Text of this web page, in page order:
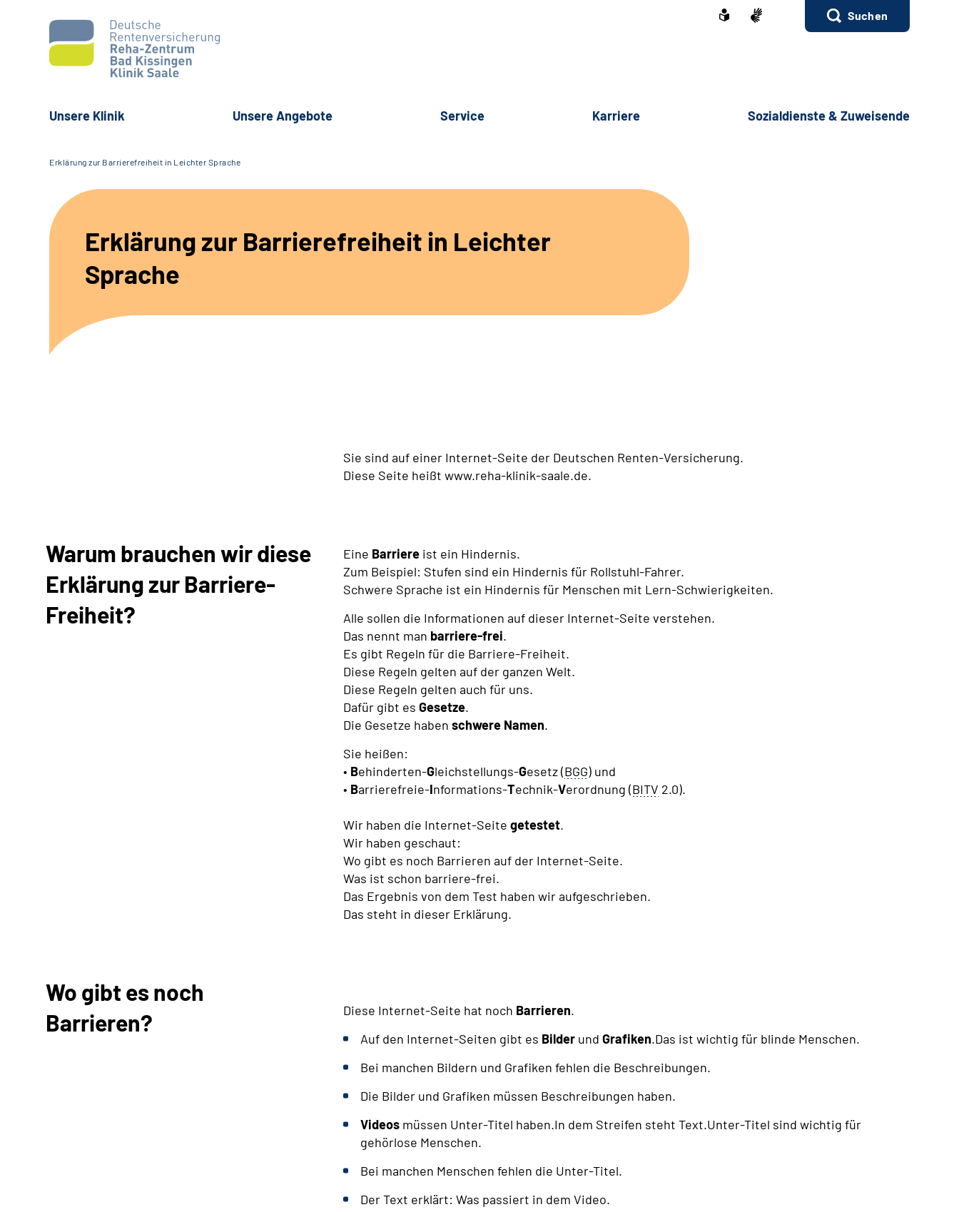
Suchen
Unsere Klinik Unsere Angebote Service Karriere Sozialdienste & Zuweisende
Erklärung zur Barrierefreiheit in Leichter Sprache
Erklärung zur Barrierefreiheit in Leichter
Sprache
Sie sind auf einer Internet-Seite der Deutschen Renten-Versicherung.
Diese Seite heißt www.reha-klinik-saale.de.
Warum brauchen wir diese
Erklärung zur Barriere-
Freiheit?
Eine Barriere ist ein Hindernis.
Zum Beispiel: Stufen sind ein Hindernis für Rollstuhl-Fahrer.
Schwere Sprache ist ein Hindernis für Menschen mit Lern-Schwierigkeiten.
Alle sollen die Informationen auf dieser Internet-Seite verstehen.
Das nennt man barriere-frei.
Es gibt Regeln für die Barriere-Freiheit.
Diese Regeln gelten auf der ganzen Welt.
Diese Regeln gelten auch für uns.
Dafür gibt es Gesetze.
Die Gesetze haben schwere Namen.
Sie heißen:
• Behinderten-Gleichstellungs-Gesetz (BGG) und
• Barrierefreie-Informations-Technik-Verordnung (BITV 2.0).
Wir haben die Internet-Seite getestet.
Wir haben geschaut:
Wo gibt es noch Barrieren auf der Internet-Seite.
Was ist schon barriere-frei.
Das Ergebnis von dem Test haben wir aufgeschrieben.
Das steht in dieser Erklärung.
Wo gibt es noch
Barrieren?
Diese Internet-Seite hat noch Barrieren.
Auf den Internet-Seiten gibt es Bilder und Grafiken.Das ist wichtig für blinde Menschen.
Bei manchen Bildern und Grafiken fehlen die Beschreibungen.
Die Bilder und Grafiken müssen Beschreibungen haben.
Videos müssen Unter-Titel haben.In dem Streifen steht Text.Unter-Titel sind wichtig für
gehörlose Menschen.
Bei manchen Menschen fehlen die Unter-Titel.
Der Text erklärt: Was passiert in dem Video.